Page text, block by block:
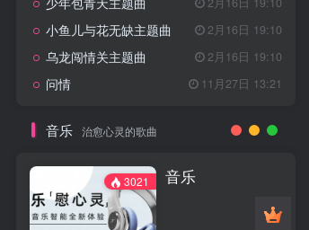
小鱼儿与花无缺主题曲 2月16日 19:10
乌龙闯情关主题曲 2月16日 19:10
问情 11月27日 13:21
音乐 治愈心灵的歌曲
3021 音乐